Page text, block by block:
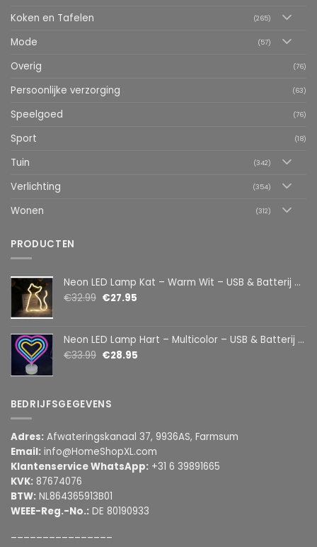
Koken en Tafelen (265)
Mode (57)
Overig (76)
Persoonlijke verzorging (63)
Speelgoed (76)
Sport (18)
Tuin (342)
Verlichting (354)
Wonen (312)
PRODUCTEN
Neon LED Lamp Kat – Warm Wit – USB & Batterij – Decoratieve Tafellamp voor Kinderkamer – 28,5 x 24,5 cm
€32.99 €27.95
Neon LED Lamp Hart – Multicolor – USB & Batterij – Hartvormige Sfeerlamp – Kinderkamer & Slaapkamer – 25,2 x 23 cm
€33.99 €28.95
BEDRIJFSGEGEVENS
Adres: Afwateringskanaal 37, 9936AS, Farmsum
Email: info@HomeShopXL.com
Klantenservice WhatsApp: +31 6 39891665
KVK: 87674076
BTW: NL864365913B01
WEEE-Reg.-No.: DE 80190933